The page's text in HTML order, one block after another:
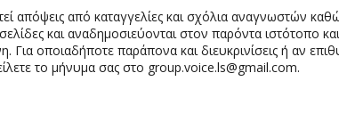
απόψεις από καταγγελίες και σχόλια αναγνωστών
και αναδημοσιεύονται στον παρόντα ιστότοπο
οποιαδήποτε παράπονα και διευκρινίσεις ή αν
το μήνυμα σας στο group.voice.ls@gmail.com.